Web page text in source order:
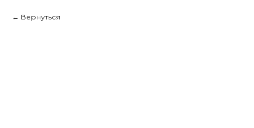
Вернуться